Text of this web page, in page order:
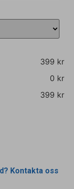
399 kr
0 kr
399 kr
Kontakta oss